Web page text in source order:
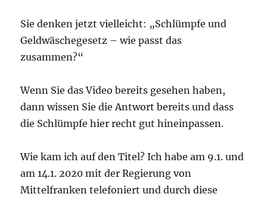
Sie denken jetzt vielleicht: „Schlümpfe und
Geldwäschegesetz – wie passt das
zusammen?“
Wenn Sie das Video bereits gesehen haben,
dann wissen Sie die Antwort bereits und dass
die Schlümpfe hier recht gut hineinpassen.
Wie kam ich auf den Titel? Ich habe am 9.1. und
am 14.1. 2020 mit der Regierung von
Mittelfranken telefoniert und durch diese